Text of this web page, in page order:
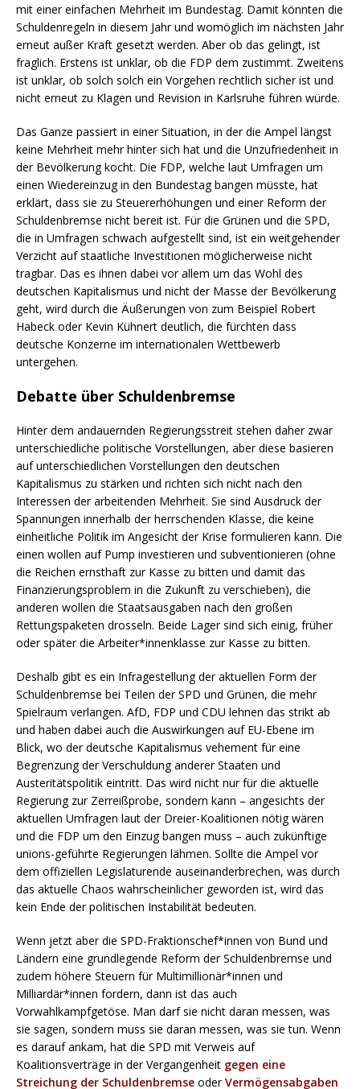
mit einer einfachen Mehrheit im Bundestag. Damit könnten die
Schuldenregeln in diesem Jahr und womöglich im nächsten Jahr
erneut außer Kraft gesetzt werden. Aber ob das gelingt, ist
fraglich. Erstens ist unklar, ob die FDP dem zustimmt. Zweitens
ist unklar, ob solch solch ein Vorgehen rechtlich sicher ist und
nicht erneut zu Klagen und Revision in Karlsruhe führen würde.
Das Ganze passiert in einer Situation, in der die Ampel längst
keine Mehrheit mehr hinter sich hat und die Unzufriedenheit in
der Bevölkerung kocht. Die FDP, welche laut Umfragen um
einen Wiedereinzug in den Bundestag bangen müsste, hat
erklärt, dass sie zu Steuererhöhungen und einer Reform der
Schuldenbremse nicht bereit ist. Für die Grünen und die SPD,
die in Umfragen schwach aufgestellt sind, ist ein weitgehender
Verzicht auf staatliche Investitionen möglicherweise nicht
tragbar. Das es ihnen dabei vor allem um das Wohl des
deutschen Kapitalismus und nicht der Masse der Bevölkerung
geht, wird durch die Äußerungen von zum Beispiel Robert
Habeck oder Kevin Kühnert deutlich, die fürchten dass
deutsche Konzerne im internationalen Wettbewerb
untergehen.
Debatte über Schuldenbremse
Hinter dem andauernden Regierungsstreit stehen daher zwar
unterschiedliche politische Vorstellungen, aber diese basieren
auf unterschiedlichen Vorstellungen den deutschen
Kapitalismus zu stärken und richten sich nicht nach den
Interessen der arbeitenden Mehrheit. Sie sind Ausdruck der
Spannungen innerhalb der herrschenden Klasse, die keine
einheitliche Politik im Angesicht der Krise formulieren kann. Die
einen wollen auf Pump investieren und subventionieren (ohne
die Reichen ernsthaft zur Kasse zu bitten und damit das
Finanzierungsproblem in die Zukunft zu verschieben), die
anderen wollen die Staatsausgaben nach den großen
Rettungspaketen drosseln. Beide Lager sind sich einig, früher
oder später die Arbeiter*innenklasse zur Kasse zu bitten.
Deshalb gibt es ein Infragestellung der aktuellen Form der
Schuldenbremse bei Teilen der SPD und Grünen, die mehr
Spielraum verlangen. AfD, FDP und CDU lehnen das strikt ab
und haben dabei auch die Auswirkungen auf EU-Ebene im
Blick, wo der deutsche Kapitalismus vehement für eine
Begrenzung der Verschuldung anderer Staaten und
Austeritätspolitik eintritt. Das wird nicht nur für die aktuelle
Regierung zur Zerreißprobe, sondern kann – angesichts der
aktuellen Umfragen laut der Dreier-Koalitionen nötig wären
und die FDP um den Einzug bangen muss – auch zukünftige
unions-geführte Regierungen lähmen. Sollte die Ampel vor
dem offiziellen Legislaturende auseinanderbrechen, was durch
das aktuelle Chaos wahrscheinlicher geworden ist, wird das
kein Ende der politischen Instabilität bedeuten.
Wenn jetzt aber die SPD-Fraktionschef*innen von Bund und
Ländern eine grundlegende Reform der Schuldenbremse und
zudem höhere Steuern für Multimillionär*innen und
Milliardär*innen fordern, dann ist das auch
Vorwahlkampfgetöse. Man darf sie nicht daran messen, was
sie sagen, sondern muss sie daran messen, was sie tun. Wenn
es darauf ankam, hat die SPD mit Verweis auf
Koalitionsverträge in der Vergangenheit gegen eine
Streichung der Schuldenbremse oderVermögensabgaben